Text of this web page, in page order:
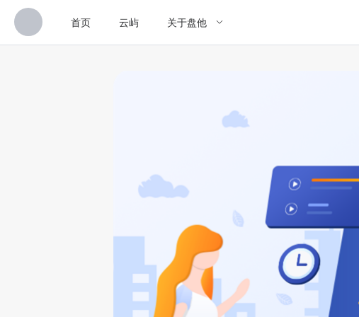
首页 云屿 关于盘他